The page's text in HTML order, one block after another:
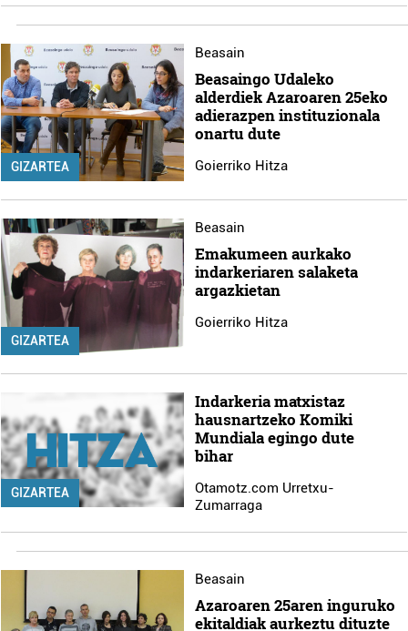
GIZARTEA
Beasain
Beasaingo Udaleko
alderdiek Azaroaren 25eko
adierazpen instituzionala
onartu dute
Goierriko Hitza
GIZARTEA
Beasain
Emakumeen aurkako
indarkeriaren salaketa
argazkietan
Goierriko Hitza
GIZARTEA
Indarkeria matxistaz
hausnartzeko Komiki
Mundiala egingo dute
bihar
Otamotz.com Urretxu-
Zumarraga
Beasain
Azaroaren 25aren inguruko
ekitaldiak aurkeztu dituzte